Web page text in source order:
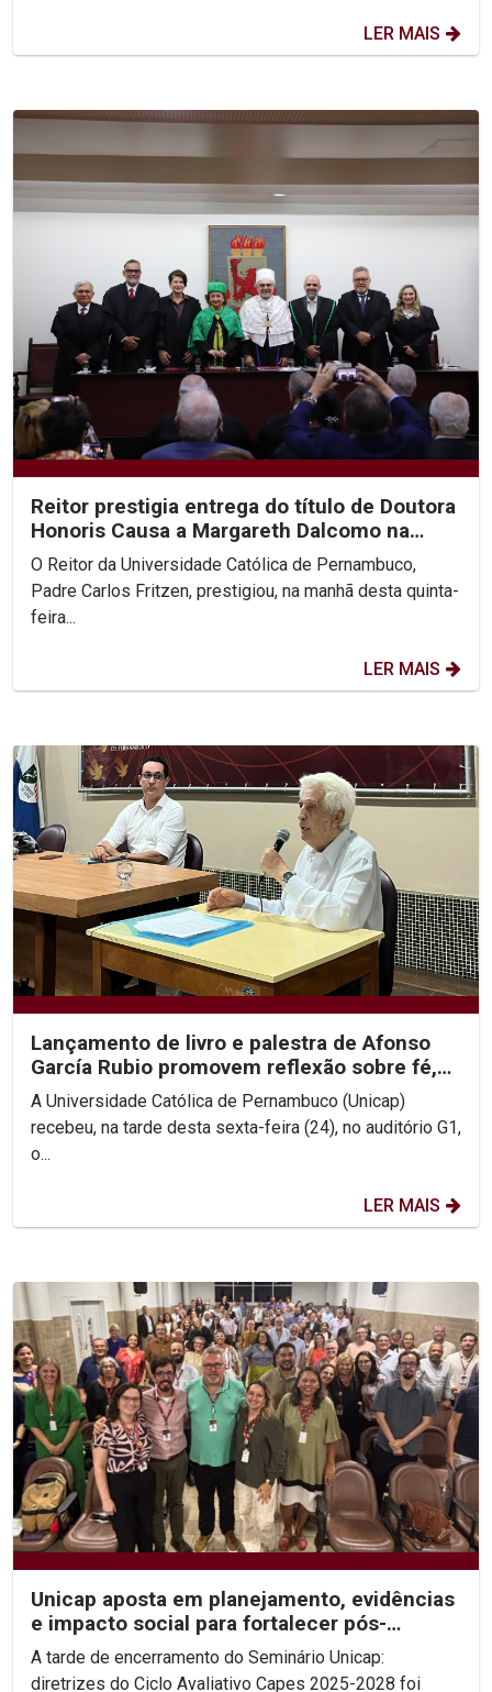
LER MAIS
Reitor prestigia entrega do título de Doutora
Honoris Causa a Margareth Dalcomo na
UFPE
O Reitor da Universidade Católica de Pernambuco,
Padre Carlos Fritzen, prestigiou, na manhã desta quinta-
feira...
LER MAIS
Lançamento de livro e palestra de Afonso
García Rubio promovem reflexão sobre fé,
Igreja e esperança
A Universidade Católica de Pernambuco (Unicap)
recebeu, na tarde desta sexta-feira (24), no auditório G1,
o...
LER MAIS
Unicap aposta em planejamento, evidências
e impacto social para fortalecer pós-
graduação
A tarde de encerramento do Seminário Unicap:
diretrizes do Ciclo Avaliativo Capes 2025-2028 foi